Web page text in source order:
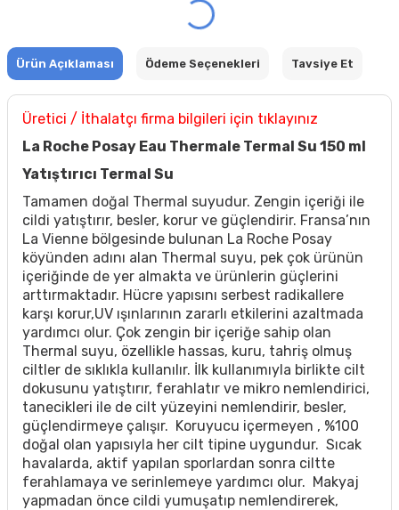
Ürün Açıklaması Ödeme Seçenekleri Tavsiye Et
Üretici / İthalatçı firma bilgileri için tıklayınız
La Roche Posay Eau Thermale Termal Su 150 ml
Yatıştırıcı Termal Su
Tamamen doğal Thermal suyudur. Zengin içeriği ile
cildi yatıştırır, besler, korur ve güçlendirir. Fransa’nın
La Vienne bölgesinde bulunan La Roche Posay
köyünden adını alan Thermal suyu, pek çok ürünün
içeriğinde de yer almakta ve ürünlerin güçlerini
arttırmaktadır. Hücre yapısını serbest radikallere
karşı korur,UV ışınlarının zararlı etkilerini azaltmada
yardımcı olur. Çok zengin bir içeriğe sahip olan
Thermal suyu, özellikle hassas, kuru, tahriş olmuş
ciltler de sıklıkla kullanılır. İlk kullanımıyla birlikte cilt
dokusunu yatıştırır, ferahlatır ve mikro nemlendirici,
tanecikleri ile de cilt yüzeyini nemlendirir, besler,
güçlendirmeye çalışır. Koruyucu içermeyen , %100
doğal olan yapısıyla her cilt tipine uygundur. Sıcak
havalarda, aktif yapılan sporlardan sonra ciltte
ferahlamaya ve serinlemeye yardımcı olur. Makyaj
yapmadan önce cildi yumuşatıp nemlendirerek,